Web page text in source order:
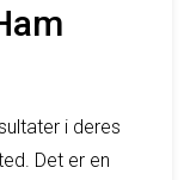
i deres
Det er en